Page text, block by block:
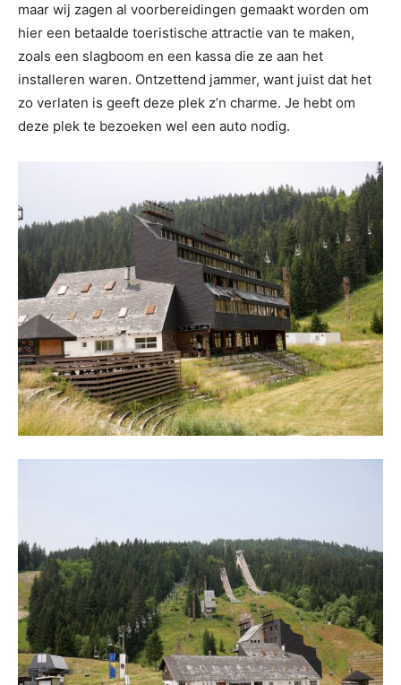
maar wij zagen al voorbereidingen gemaakt worden om
hier een betaalde toeristische attractie van te maken,
zoals een slagboom en een kassa die ze aan het
installeren waren. Ontzettend jammer, want juist dat het
zo verlaten is geeft deze plek z’n charme. Je hebt om
deze plek te bezoeken wel een auto nodig.